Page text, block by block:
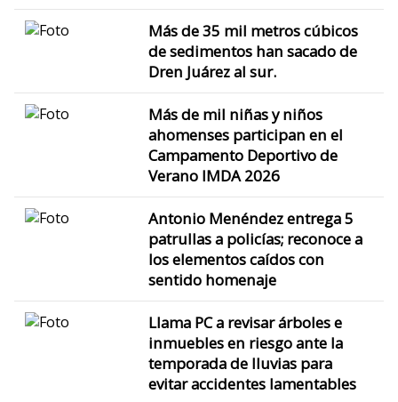
Más de 35 mil metros cúbicos
de sedimentos han sacado de
Dren Juárez al sur.
Más de mil niñas y niños
ahomenses participan en el
Campamento Deportivo de
Verano IMDA 2026
Antonio Menéndez entrega 5
patrullas a policías; reconoce a
los elementos caídos con
sentido homenaje
Llama PC a revisar árboles e
inmuebles en riesgo ante la
temporada de lluvias para
evitar accidentes lamentables